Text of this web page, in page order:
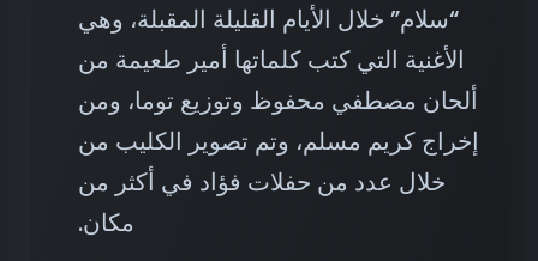
“سلام” خلال الأيام القليلة المقبلة، وهي
الأغنية التي كتب كلماتها أمير طعيمة من
ألحان مصطفي محفوظ وتوزيع توما، ومن
إخراج كريم مسلم، وتم تصوير الكليب من
خلال عدد من حفلات فؤاد في أكثر من
مكان.